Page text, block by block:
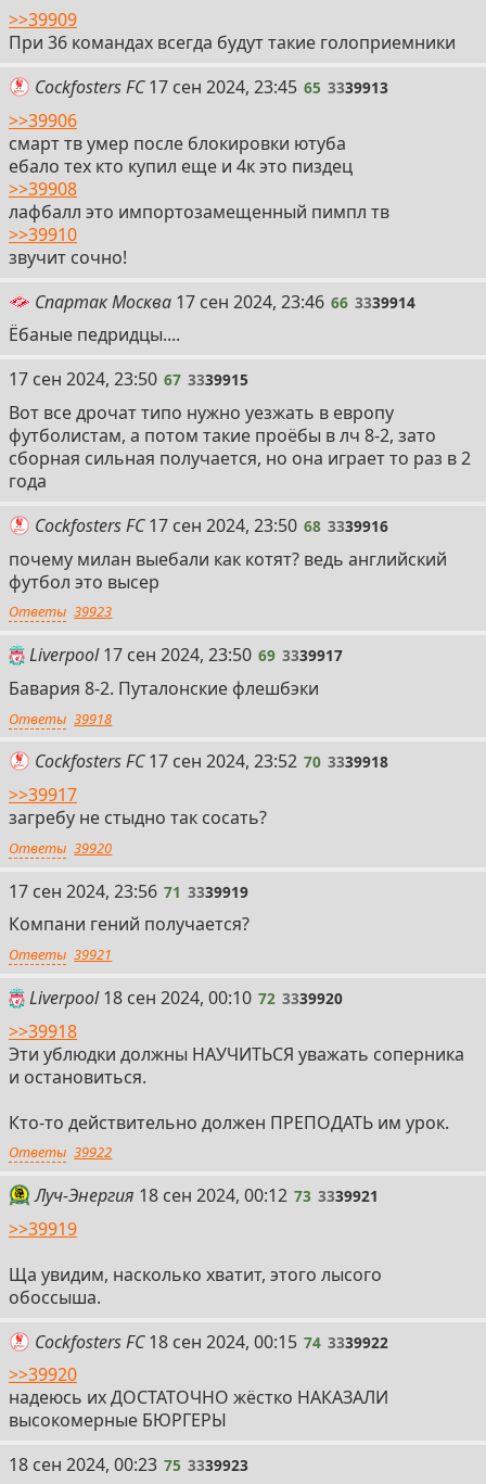
>>39909
При 36 командах всегда будут такие голоприемники
Cockfosters FC 65
17 сен 2024, 23:45 65 3339913
>>39906
смарт тв умер после блокировки ютуба
ебало тех кто купил еще и 4к это пиздец
>>39908
лафбалл это импортозамещенный пимпл тв
>>39910
звучит сочно!
Спартак Москва 66
17 сен 2024, 23:46 66 3339914
Ёбаные педридцы....
67
17 сен 2024, 23:50 67 3339915
Вот все дрочат типо нужно уезжать в европу
футболистам, а потом такие проёбы в лч 8-2, зато
сборная сильная получается, но она играет то раз в 2
года
Cockfosters FC 68
17 сен 2024, 23:50 68 3339916
почему милан выебали как котят? ведь английский
футбол это высер
Ответы 39923
Liverpool 69
17 сен 2024, 23:50 69 3339917
Бавария 8-2. Путалонские флешбэки
Ответы 39918
Cockfosters FC 70
17 сен 2024, 23:52 70 3339918
>>39917
загребу не стыдно так сосать?
Ответы 39920
71
17 сен 2024, 23:56 71 3339919
Компани гений получается?
Ответы 39921
Liverpool 72
18 сен 2024, 00:10 72 3339920
>>39918
Эти ублюдки должны НАУЧИТЬСЯ уважать соперника
и остановиться.
Кто-то действительно должен ПРЕПОДАТЬ им урок.
Ответы 39922
Луч-Энергия 73
18 сен 2024, 00:12 73 3339921
>>39919
Ща увидим, насколько хватит, этого лысого
обоссыша.
Cockfosters FC 74
18 сен 2024, 00:15 74 3339922
>>39920
надеюсь их ДОСТАТОЧНО жёстко НАКАЗАЛИ
высокомерные БЮРГЕРЫ
75
18 сен 2024, 00:23 75 3339923